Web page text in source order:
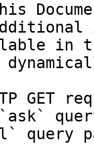
in
GET
query